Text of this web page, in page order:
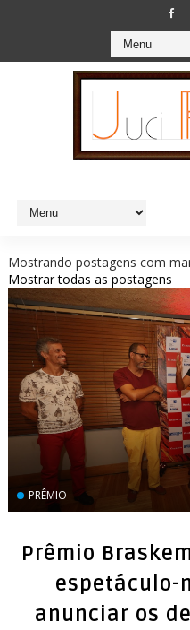
Mostrando postagens com
Mostrar todas as postagens
PRÊMIO
Prêmio
espetáculo-